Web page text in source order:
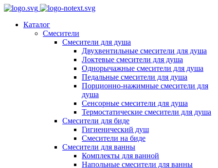
Каталог
Смесители
Смесители для душа
Двухвентильные смесители для душа
Локтевые смесители для душа
Однорычажные смесители для душа
Педальные смесители для душа
Порционно-нажимные смесители для
душа
Сенсорные смесители для душа
Термостатические смесители для душа
Смесители для биде
Гигиенический душ
Смесители на биде
Смесители для ванны
Комплекты для ванной
Напольные смесители для ванны